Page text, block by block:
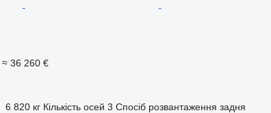
≈ 36 260 €
6 820 кг Кількість осей 3 Спосіб розвантаження задня